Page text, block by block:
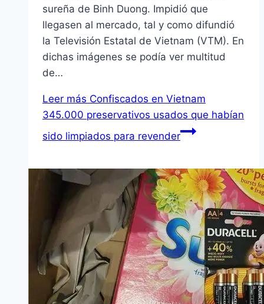
sureña de Binh Duong. Impidió que
llegasen al mercado, tal y como difundió
la Televisión Estatal de Vietnam (VTM). En
dichas imágenes se podía ver multitud
de…
Leer más Confiscados en Vietnam
345.000 preservativos usados que habían
sido limpiados para revender